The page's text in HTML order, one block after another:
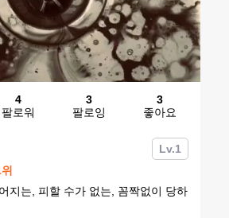
4
팔로워
3
팔로잉
3
좋아요
Lv.1
위
지는, 피할 수가 없는, 꼼짝없이 당하